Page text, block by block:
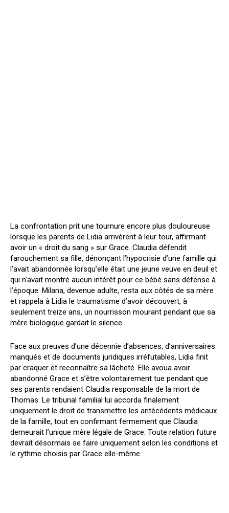
La confrontation prit une tournure encore plus douloureuse
lorsque les parents de Lidia arrivèrent à leur tour, affirmant
avoir un « droit du sang » sur Grace. Claudia défendit
farouchement sa fille, dénonçant l’hypocrisie d’une famille qui
l’avait abandonnée lorsqu’elle était une jeune veuve en deuil et
qui n’avait montré aucun intérêt pour ce bébé sans défense à
l’époque. Milana, devenue adulte, resta aux côtés de sa mère
et rappela à Lidia le traumatisme d’avoir découvert, à
seulement treize ans, un nourrisson mourant pendant que sa
mère biologique gardait le silence.
Face aux preuves d’une décennie d’absences, d’anniversaires
manqués et de documents juridiques irréfutables, Lidia finit
par craquer et reconnaître sa lâcheté. Elle avoua avoir
abandonné Grace et s’être volontairement tue pendant que
ses parents rendaient Claudia responsable de la mort de
Thomas. Le tribunal familial lui accorda finalement
uniquement le droit de transmettre les antécédents médicaux
de la famille, tout en confirmant fermement que Claudia
demeurait l’unique mère légale de Grace. Toute relation future
devrait désormais se faire uniquement selon les conditions et
le rythme choisis par Grace elle-même.